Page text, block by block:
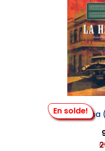
En solde!
La Habana